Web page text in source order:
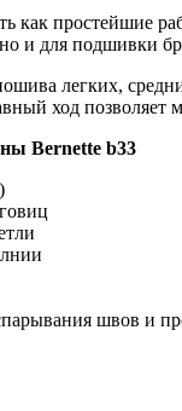
простейшие
и для подшивки
легких,
ход позволяет
Bernette b33
швов и